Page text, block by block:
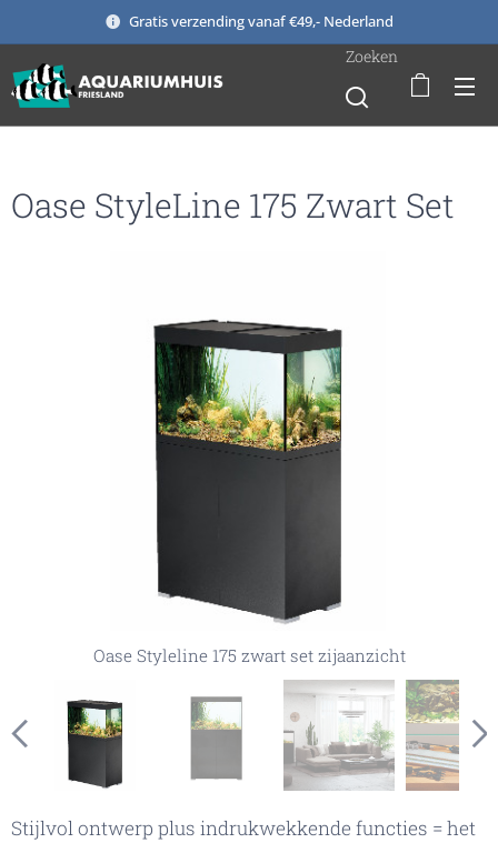
Gratis verzending vanaf €49,- Nederland
Zoeken
Oase StyleLine 175 Zwart Set
Oase Styleline 175 zwart set zijaanzicht
Oase Styleline 175 zwart set vooraanzicht
Oase Styleline 175 zwart set in een voorbeeldkamer
Oase Styleline set, bijgeleverde techniek, verlichting en
hoekfilter
Oase Styleline zwart, handgreeploze deuren met
druksysteem
Oase Bioplus hoekfilter in een zwart Styleline aquarium
Oase Styleline zwart, bijgeleverde aquariumverlichting
Oase Styleline zwart, pootjes met aluminium look
Oase Styleline zwart opbergruimte
Stijlvol ontwerp plus indrukwekkende functies = het